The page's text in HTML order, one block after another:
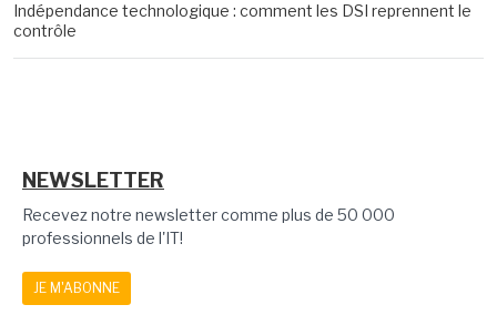
Indépendance technologique : comment les DSI reprennent le
contrôle
NEWSLETTER
Recevez notre newsletter comme plus de 50 000
professionnels de l'IT!
JE M'ABONNE